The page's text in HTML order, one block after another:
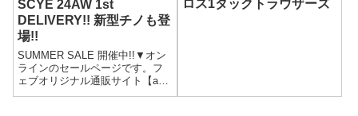
SCYE 24AW 1st
DELIVERY!! 新型チノも登
場!!
SUMMER SALE 開催中!!▼オン
ラインのセールページです。フ
ェブオリジナル通販サイト【and
Pheb Stor(E) — アンドフェブス
ロス1タックトラウザーズ